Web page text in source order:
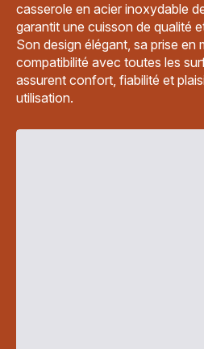
casserole en acier inoxydable
garantit une cuisson de qualité
Son design élégant, sa prise en
compatibilité avec toutes les
assurent confort, fiabilité et
utilisation.